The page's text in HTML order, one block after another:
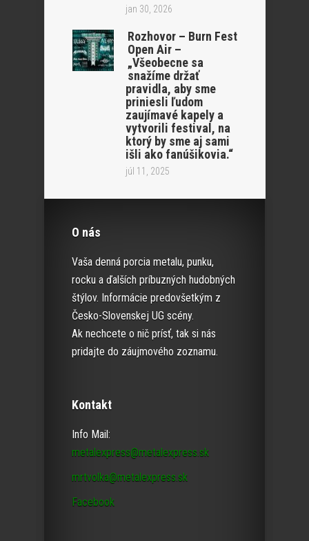
jan 30, 2026
Rozhovor – Burn Fest
Open Air –
„Všeobecne sa
snažíme držať
pravidla, aby sme
priniesli ľudom
zaujímavé kapely a
vytvorili festival, na
ktorý by sme aj sami
išli ako fanúšikovia.“
júl 11, 2025
O nás
Vaša denná porcia metalu, punku,
rocku a ďalších príbuzných hudobných
štýlov. Informácie predovšetkým z
Česko-Slovenskej UG scény.
Ak nechcete o nič prísť, tak si nás
pridajte do záujmového zoznamu.
Kontakt
Info Mail:
metalexpress@metalexpress.sk
mrtvolka@metalexpress.sk
Facebook